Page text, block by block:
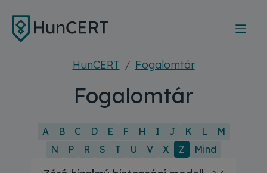
HunCERT Fogalomtár
Fogalomtár
A B C D E F H I J K L
M
N
P R S T U V X Z Mind